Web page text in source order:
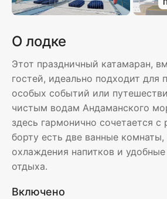
О лодке
Этот праздничный катамаран,
гостей, идеально подходит для
особых событий или
чистым водам Андаманского
здесь гармонично сочетается
борту есть две ванные комнаты,
охлаждения напитков и
отдыха.
Включено